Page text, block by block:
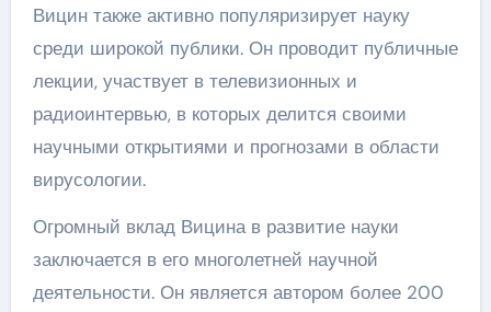
Вицин также активно популяризирует науку
среди широкой публики. Он проводит публичные
лекции, участвует в телевизионных и
радиоинтервью, в которых делится своими
научными открытиями и прогнозами в области
вирусологии.
Огромный вклад Вицина в развитие науки
заключается в его многолетней научной
деятельности. Он является автором более 200